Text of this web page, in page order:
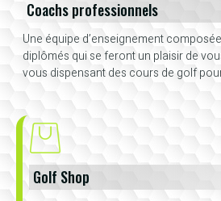
Coachs professionnels
Une équipe d’enseignement
diplômés qui se feront un plaisir de
vous dispensant des cours de golf
Golf Shop